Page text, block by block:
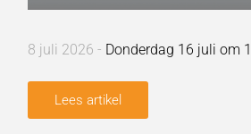
8 juli 2026 - Donderdag 16 juli om
Lees artikel